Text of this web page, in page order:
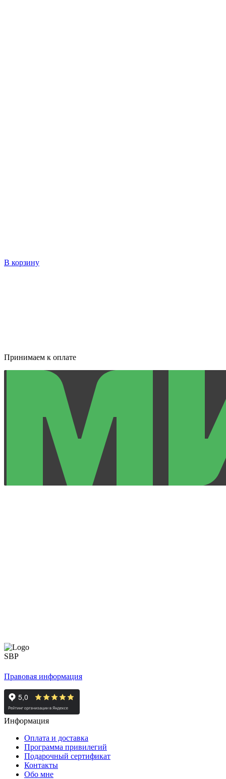
В корзину
Принимаем к оплате
Правовая информация
Информация
Оплата и доставка
Программа привилегий
Подарочный сертификат
Контакты
Обо мне